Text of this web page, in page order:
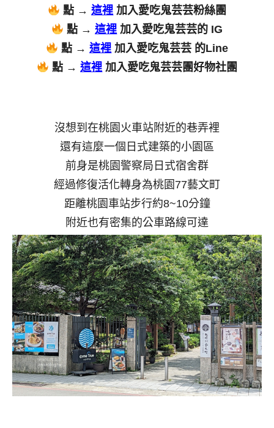
點 → 這裡 加入愛吃鬼芸芸粉絲團
點 →這裡 加入愛吃鬼芸芸的 IG
點 →這裡 加入愛吃鬼芸芸 的Line
點 → 這裡 加入愛吃鬼芸芸團好物社團
沒想到在桃園火車站附近的巷弄裡
還有這麼一個日式建築的小園區
前身是桃園警察局日式宿舍群
經過修復活化轉身為桃園77藝文町
距離桃園車站步行約8~10分鐘
附近也有密集的公車路線可達